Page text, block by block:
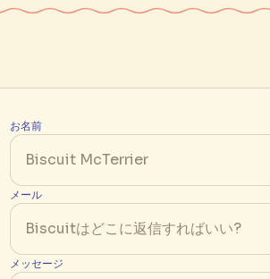
お名前
メール
メッセージ